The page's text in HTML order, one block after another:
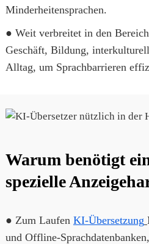
Minderheitensprachen.
● Weit verbreitet in den
Geschäft, Bildung,
Alltag, um Sprachbarrieren
Warum benötigt
spezielle
● Zum Laufen KI-Übersetzung
und Offline-